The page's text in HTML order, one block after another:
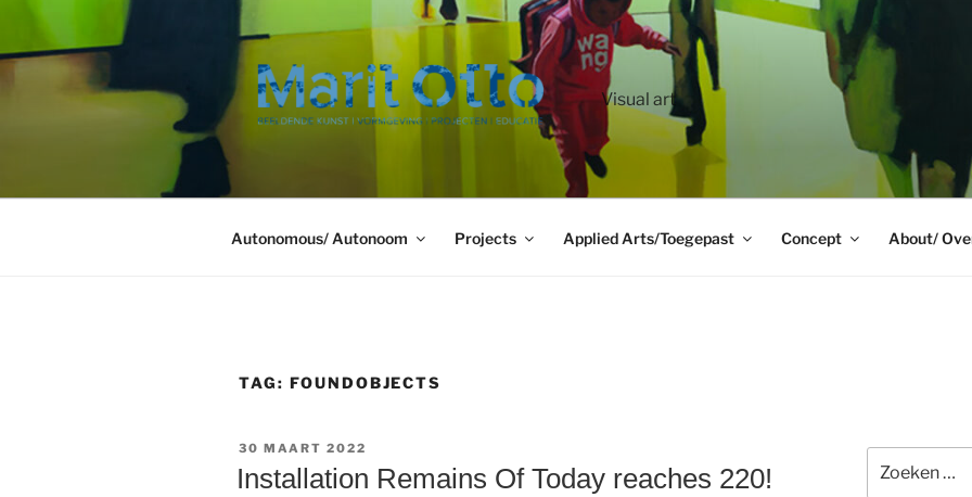
de
Visual art
Autonomous/ Autonoom Projects Applied Arts/Toegepast Concept About/
TAG: FOUNDOBJECTS
GEPLAATST
30 MAART 2022
Installation Remains Of Today reaches 220!
naar: